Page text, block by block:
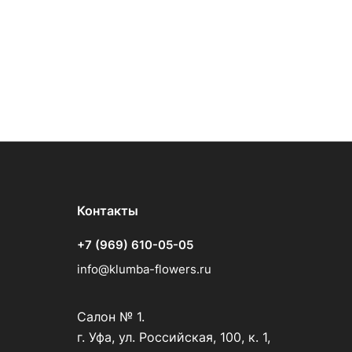
Контакты
+7 (969) 610-05-05
info@klumba-flowers.ru
Салон № 1.
г. Уфа, ул. Российская, 100, к. 1,